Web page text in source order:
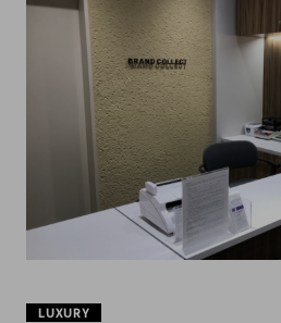
LUXURY